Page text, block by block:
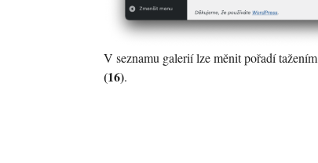
V seznamu galerií lze měnit pořadí tažením
(16).